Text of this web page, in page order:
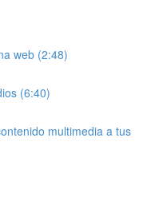
web (2:48)
(6:40)
multimedia a tus